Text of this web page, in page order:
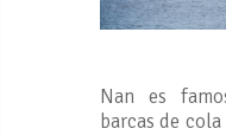
Nan es
barcas de